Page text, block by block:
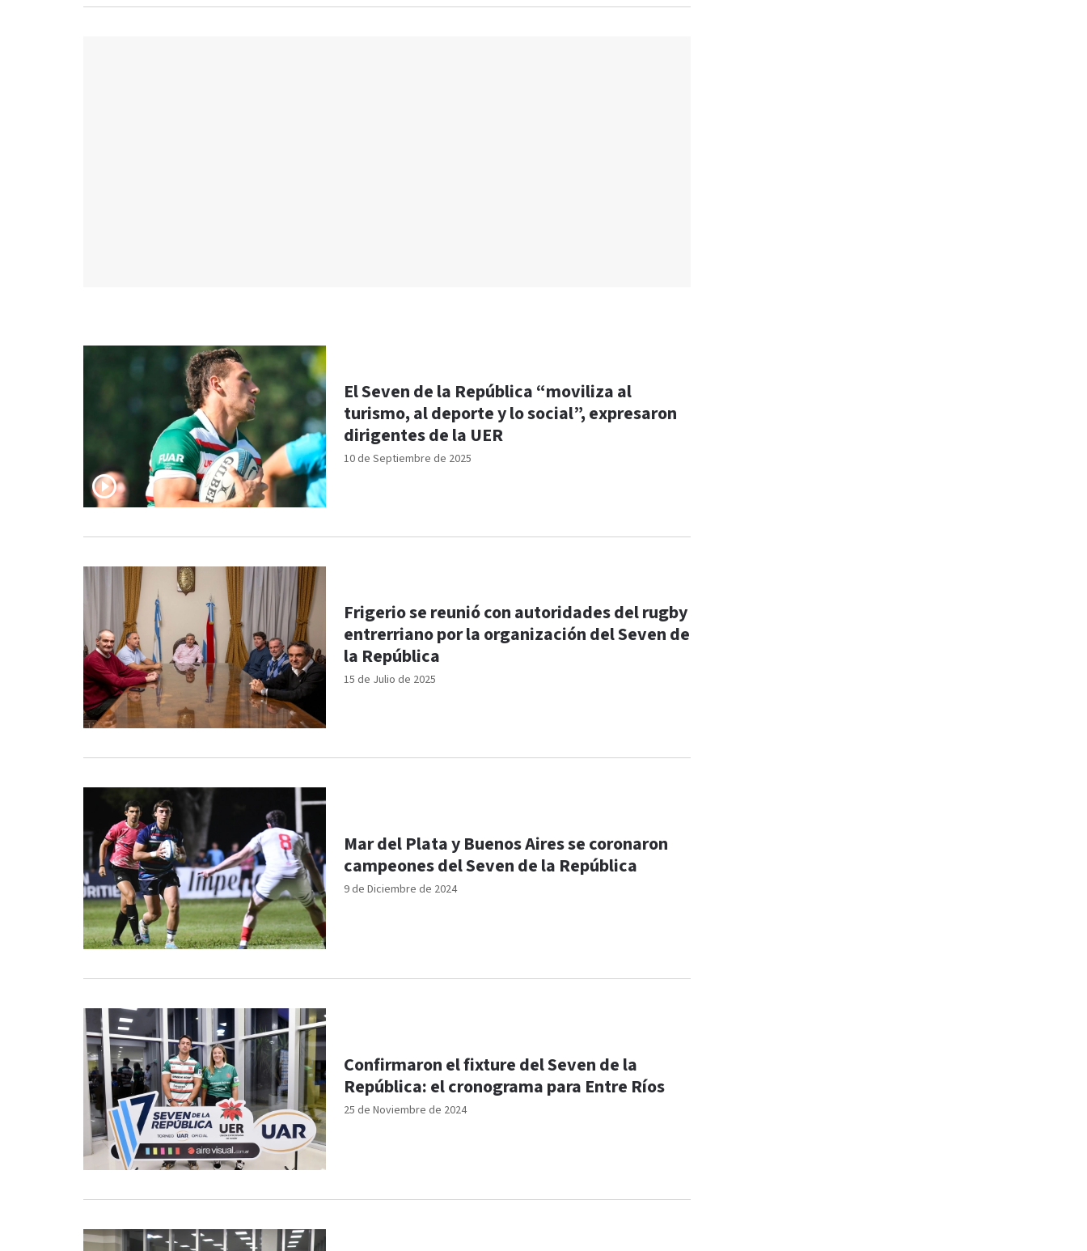
10 de Septiembre de 2025
El Seven de la República “moviliza al
turismo, al deporte y lo social”, expresaron
dirigentes de la UER
15 de Julio de 2025
Frigerio se reunió con autoridades del rugby
entrerriano por la organización del Seven de
la República
9 de Diciembre de 2024
Mar del Plata y Buenos Aires se coronaron
campeones del Seven de la República
25 de Noviembre de 2024
Confirmaron el fixture del Seven de la
República: el cronograma para Entre Ríos